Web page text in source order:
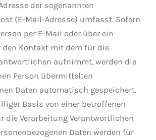
der sogenannten
(E-Mail-Adresse) umfasst. Sofern
per E-Mail oder über ein
Kontakt mit dem für die
aufnimmt, werden die
Person übermittelten
Daten automatisch gespeichert.
Basis von einer betroffenen
die Verarbeitung Verantwortlichen
Daten werden für